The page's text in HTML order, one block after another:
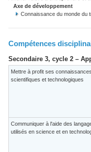
Axe de développement
Connaissance du monde du
Compétences
Secondaire 3, cycle 2 –
Mettre à profit ses connaissances
scientifiques et technologiques
Communiquer à l'aide des
utilisés en science et en